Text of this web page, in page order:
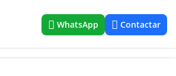
WhatsApp Contactar